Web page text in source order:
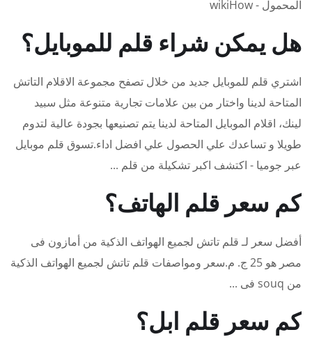
المحمول - wikiHow
هل يمكن شراء قلم للموبايل؟
اشتري قلم للموبايل جديد من خلال تصفح مجموعة الاقلام التاتش
المتاحة لدينا واختار من بين علامات تجارية متنوعة مثل سبيد
لينك، اقلام الموبايل المتاحة لدينا يتم تصنيعها بجودة عالية لتدوم
طويلا و تساعدك علي الحصول علي افضل اداء.تسوق قلم موبايل
عبر جوميا - اكتشف اكبر تشكيلة من قلم ...
كم سعر قلم الهاتف؟
أفضل سعر لـ قلم تاتش لجميع الهواتف الذكية من أمازون فى
مصر هو 25 ج. م.سعر ومواصفات قلم تاتش لجميع الهواتف الذكية
من souq فى ...
كم سعر قلم ابل؟